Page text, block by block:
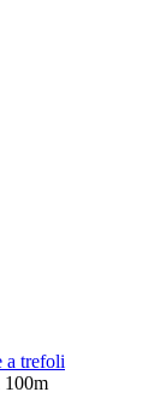
a trefoli
100m